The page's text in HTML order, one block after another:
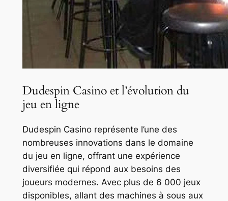
Dudespin Casino et l’évolution du
jeu en ligne
Dudespin Casino représente l’une des
nombreuses innovations dans le domaine
du jeu en ligne, offrant une expérience
diversifiée qui répond aux besoins des
joueurs modernes. Avec plus de 6 000 jeux
disponibles, allant des machines à sous aux